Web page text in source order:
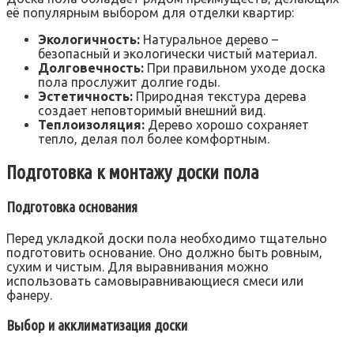
её популярным выбором для отделки квартир:
Экологичность: Натуральное дерево –
безопасный и экологически чистый материал.
Долговечность: При правильном уходе доска
пола прослужит долгие годы.
Эстетичность: Природная текстура дерева
создает неповторимый внешний вид.
Теплоизоляция: Дерево хорошо сохраняет
тепло‚ делая пол более комфортным.
Подготовка к монтажу доски пола
Подготовка основания
Перед укладкой доски пола необходимо тщательно
подготовить основание. Оно должно быть ровным‚
сухим и чистым. Для выравнивания можно
использовать самовыравнивающиеся смеси или
фанеру.
Выбор и акклиматизация доски